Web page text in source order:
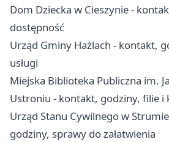
Dom Dziecka w Cieszynie -
dostępność
Urząd Gminy Hażlach - kontakt,
usługi
Miejska Biblioteka Publiczna im.
Ustroniu - kontakt, godziny, filie i
Urząd Stanu Cywilnego w
godziny, sprawy do załatwienia